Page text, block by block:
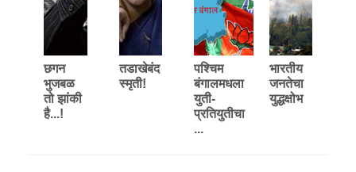
छगन
भुजबळ
तो झांकी
है...!
तडाखेबंद
स्मृती!
पश्‍चिम
बंगालमधला
युती-
प्रतियुतीचा
...
भारतीय
जनतेचा
युद्धक्षोभ